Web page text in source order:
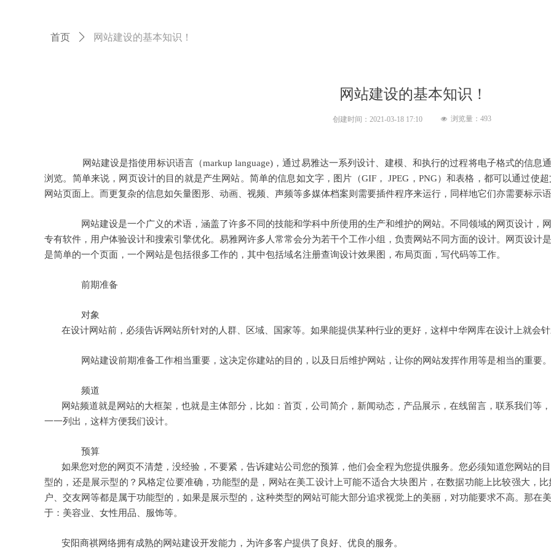
网站建设的基本知识！
网站建设是指使用标识语言（markup language)，通过易雅达一系列设计、建模、和执行的过程将电子格式的信息
浏览。简单来说，网页设计的目的就是产生网站。简单的信息如文字，图片（GIF， JPEG，PNG）和表格，都可以通过使
网站页面上。而更复杂的信息如矢量图形、动画、视频、声频等多媒体档案则需要插件程序来运行，同样地它们亦需要标示
网站建设是一个广义的术语，涵盖了许多不同的技能和学科中所使用的生产和维护的网站。不同领域的网页设计，
专有软件，用户体验设计和搜索引擎优化。易雅网许多人常常会分为若干个工作小组，负责网站不同方面的设计。网页设计
是简单的一个页面，一个网站是包括很多工作的，其中包括域名注册查询设计效果图，布局页面，写代码等工作。
前期准备
对象
在设计网站前，必须告诉网站所针对的人群、区域、国家等。如果能提供某种行业的更好，这样中华网库在设计上就会
网站建设前期准备工作相当重要，这决定你建站的目的，以及日后维护网站，让你的网站发挥作用等是相当的重要。
频道
网站频道就是网站的大框架，也就是主体部分，比如：首页，公司简介，新闻动态，产品展示，在线留言，联系我们等
一一列出，这样方便我们设计。
预算
如果您对您的网页不清楚，没经验，不要紧，告诉建站公司您的预算，他们会全程为您提供服务。您必须知道您网站的
型的，还是展示型的？风格定位要准确，功能型的是，网站在美工设计上可能不适合大块图片，在数据功能上比较强大，
户、交友网等都是属于功能型的，如果是展示型的，这种类型的网站可能大部分追求视觉上的美丽，对功能要求不高。那在
于：美容业、女性用品、服饰等。
安阳商祺网络拥有成熟的网站建设开发能力，为许多客户提供了良好、优良的服务。
首页 ꄲ 网站建设的基本知识！
创建时间： 2021-03-18 17:10 넶 浏览量： 493